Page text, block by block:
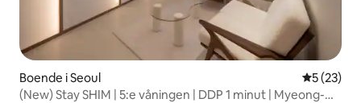
Boende i Seoul 5 av 5 i
5 (23)
(New) Stay SHIM | 5:e våningen | DDP 1 minut | Myeong-